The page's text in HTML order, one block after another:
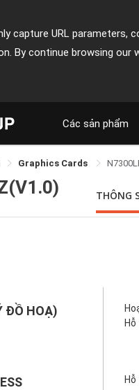
capture URL parameters,
By continue browsing our
Các sản phẩm
Graphics Cards
THÔNG
ĐỒ HOẠ)